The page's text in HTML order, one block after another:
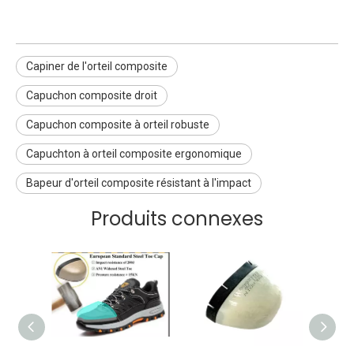
Capiner de l'orteil composite
Capuchon composite droit
Capuchon composite à orteil robuste
Capuchton à orteil composite ergonomique
Bapeur d'orteil composite résistant à l'impact
Produits connexes